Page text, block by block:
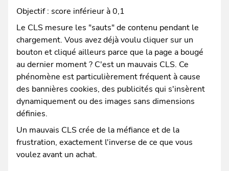
Objectif : score inférieur à 0,1
Le CLS mesure les "sauts" de contenu pendant le
chargement. Vous avez déjà voulu cliquer sur un
bouton et cliqué ailleurs parce que la page a bougé
au dernier moment ? C'est un mauvais CLS. Ce
phénomène est particulièrement fréquent à cause
des bannières cookies, des publicités qui s'insèrent
dynamiquement ou des images sans dimensions
définies.
Un mauvais CLS crée de la méfiance et de la
frustration, exactement l'inverse de ce que vous
voulez avant un achat.